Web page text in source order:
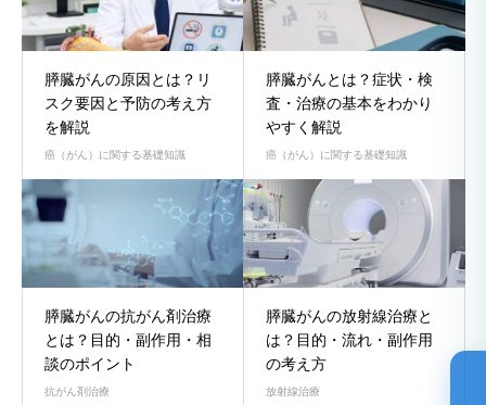
膵臓がんの原因とは？リ
スク要因と予防の考え方
を解説
癌（がん）に関する基礎知識
膵臓がんとは？症状・検
査・治療の基本をわかり
やすく解説
癌（がん）に関する基礎知識
膵臓がんの抗がん剤治療
とは？目的・副作用・相
談のポイント
抗がん剤治療
膵臓がんの放射線治療と
は？目的・流れ・副作用
の考え方
放射線治療